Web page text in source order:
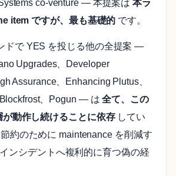
co-venture — 本提案は本ラ
item ですが、最も基礎的 です。
ドで YES を投じる他の全提案 —
Upgrades、Developer
Assurance、Enhancing Plutus、
、Pogun — は全て、この
動作し続けることに依存してい
約のために maintenance を削減す
ンシデントへ複利的に育つ偽の経